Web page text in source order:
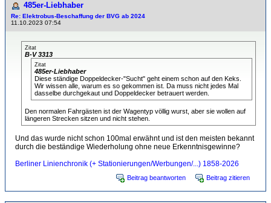
485er-Liebhaber
Re: Elektrobus-Beschaffung der BVG ab 2024
11.10.2023 07:54
Zitat
B-V 3313
Zitat
485er-Liebhaber
Diese ständige Doppeldecker-"Sucht" geht einem schon auf den Keks.
Wir wissen alle, warum es so gekommen ist. Da muss nicht jedes Mal
dasselbe durchgekaut und Doppeldecker betrauert werden.
Den normalen Fahrgästen ist der Wagentyp völlig wurst, aber sie wollen auf
längeren Strecken sitzen und nicht stehen.
Und das wurde nicht schon 100mal erwähnt und ist den meisten bekannt
durch die beständige Wiederholung ohne neue Erkenntnisgewinne?
Berliner Linienchronik (+ Stationierungen/Werbungen/...) 1858-2026
Beitrag beantworten Beitrag zitieren